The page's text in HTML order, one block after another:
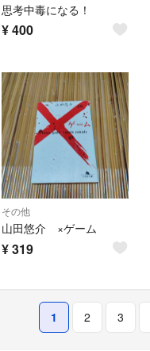
思考中毒になる！
¥400
その他
山田悠介 ×ゲーム
¥319
1 2 3